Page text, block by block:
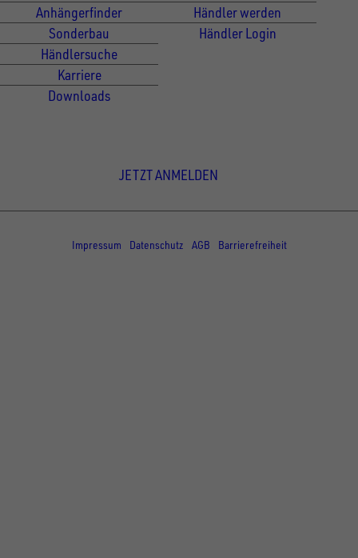
Anhängerfinder
Sonderbau
Händlersuche
Karriere
Downloads
Händler werden
Händler Login
JETZT ANMELDEN
Impressum
Datenschutz AGB Barrierefreiheit